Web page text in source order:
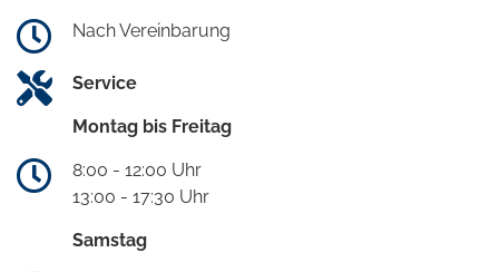
Nach Vereinbarung
Service
Montag bis Freitag
8:00 - 12:00 Uhr
13:00 - 17:30 Uhr
Samstag